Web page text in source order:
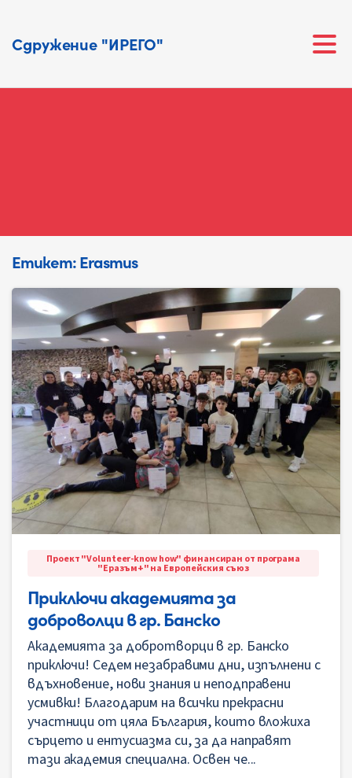
Сдружение "ИРЕГО"
Етикет:Erasmus
Проект "Volunteer-know how" финансиран от програма
"Еразъм+" на Европейския съюз
Приключи академията за
доброволци в гр. Банско
Академията за добротворци в гр. Банско
приключи! Седем незабравими дни, изпълнени с
вдъхновение, нови знания и неподправени
усмивки! Благодарим на всички прекрасни
участници от цяла България, които вложиха
сърцето и ентусиазма си, за да направят
тази академия специална. Освен че...